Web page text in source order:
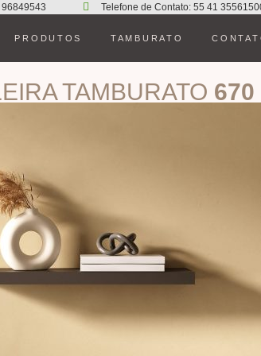
Telefone de Contato: 55 41
PRODUTOS TAMBURATO
TAMBURATO 670